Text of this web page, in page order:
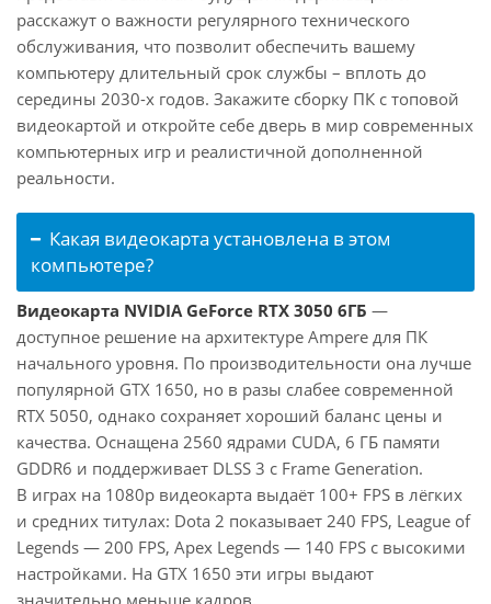
расскажут о важности регулярного технического
обслуживания, что позволит обеспечить вашему
компьютеру длительный срок службы – вплоть до
середины 2030-х годов. Закажите сборку ПК с топовой
видеокартой и откройте себе дверь в мир современных
компьютерных игр и реалистичной дополненной
реальности.
Какая видеокарта установлена в этом
компьютере?
Видеокарта NVIDIA GeForce RTX 3050 6ГБ —
доступное решение на архитектуре Ampere для ПК
начального уровня. По производительности она лучше
популярной GTX 1650, но в разы слабее современной
RTX 5050, однако сохраняет хороший баланс цены и
качества. Оснащена 2560 ядрами CUDA, 6 ГБ памяти
GDDR6 и поддерживает DLSS 3 с Frame Generation.
В играх на 1080p видеокарта выдаёт 100+ FPS в лёгких
и средних титулах: Dota 2 показывает 240 FPS, League of
Legends — 200 FPS, Apex Legends — 140 FPS с высокими
настройками. На GTX 1650 эти игры выдают
значительно меньше кадров.